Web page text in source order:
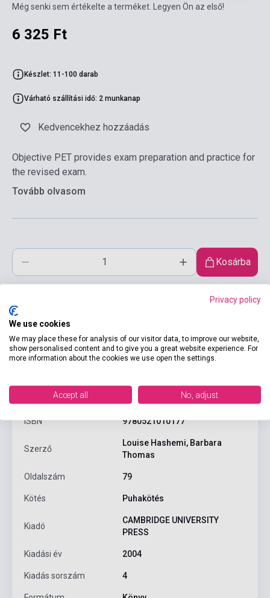
Még senki sem értékelte a terméket. Legyen Ön az első!
6 325 Ft
Készlet: 11-100 darab
Várható szállítási idő: 2 munkanap
Kedvencekhez hozzáadás
Objective PET provides exam preparation and practice for
the revised exam.
Tovább olvasom
Kosárba
Termékjellemzők
ISBN 9780521010177
Szerző
Louise Hashemi, Barbara
Thomas
Oldalszám 79
Kötés Puhakötés
Kiadó
CAMBRIDGE UNIVERSITY
PRESS
Kiadási év 2004
Kiadás sorszám 4
Privacy policy
We use cookies
We may place these for analysis of our visitor data, to improve our website,
show personalised content and to give you a great website experience. For
more information about the cookies we use open the settings.
Accept all No, adjust